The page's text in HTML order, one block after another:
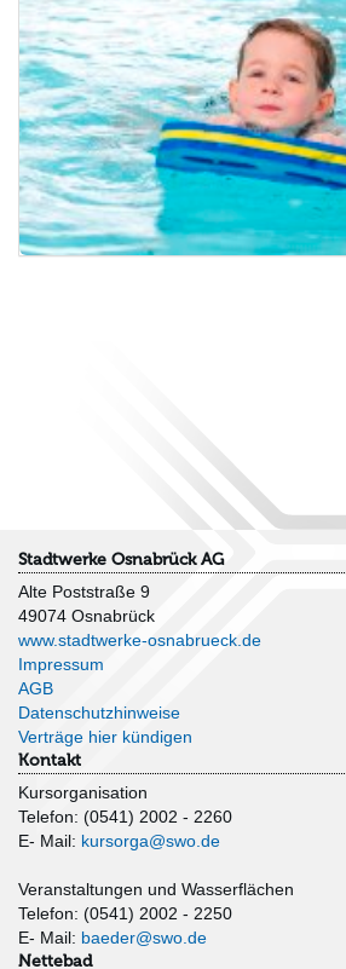
Stadtwerke Osnabrück AG
Alte Poststraße 9
49074 Osnabrück
www.stadtwerke-osnabrueck.de
Impressum
AGB
Datenschutzhinweise
Verträge hier kündigen
Kontakt
Kursorganisation
Telefon: (0541) 2002 - 2260
E- Mail: kursorga@swo.de
Veranstaltungen und Wasserflächen
Telefon: (0541) 2002 - 2250
E- Mail: baeder@swo.de
Nettebad